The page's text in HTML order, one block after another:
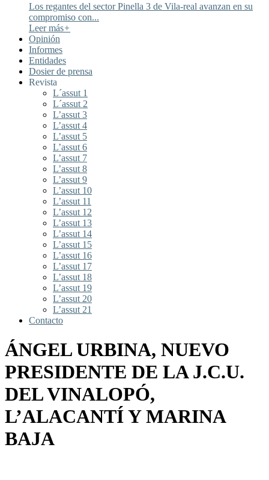
Los regantes del sector Pinella 3 de Vila-real avanzan en su
compromiso con...
Leer más+
Opinión
Informes
Entidades
Dosier de prensa
Revista
L´assut 1
L´assut 2
L’assut 3
L’assut 4
L’assut 5
L’assut 6
L’assut 7
L’assut 8
L’assut 9
L’assut 10
L’assut 11
L’assut 12
L’assut 13
L’assut 14
L’assut 15
L’assut 16
L’assut 17
L’assut 18
L’assut 19
L’assut 20
L’assut 21
Contacto
ÁNGEL URBINA, NUEVO
PRESIDENTE DE LA J.C.U.
DEL VINALOPÓ,
L’ALACANTÍ Y MARINA
BAJA